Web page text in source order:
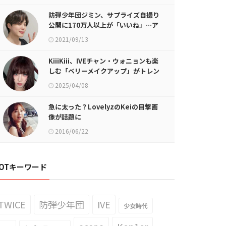
防弾少年団ジミン、サプライズ自撮り
公開に170万人以上が「いいね」…ア
ーミー熱狂！
2021/09/13
KiiiKiii、IVEチャン・ウォニョンも楽
しむ「ベリーメイクアップ」がトレン
ド？爽やかな魅力無限発散の2025
S/Sシーズン「ベリーメイクアッ
2025/04/08
急に太った？LovelyzのKeiの目撃画
像が話題に
2016/06/22
キーワード
防弾少年団 IVE 少女時代